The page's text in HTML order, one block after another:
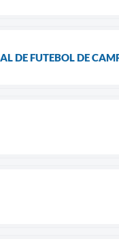
DE FUTEBOL DE